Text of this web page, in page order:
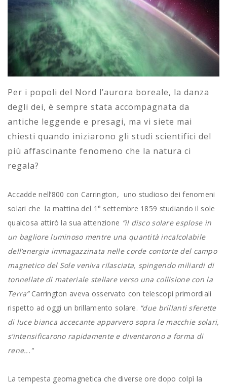
Per i popoli del Nord l’aurora boreale, la danza
degli dei, è sempre stata accompagnata da
antiche leggende e presagi, ma vi siete mai
chiesti quando iniziarono gli studi scientifici del
più affascinante fenomeno che la natura ci
regala?
Accadde nell’800 con Carrington, uno studioso dei fenomeni
solari che la mattina del 1° settembre 1859 studiando il sole
qualcosa attirò la sua attenzione “il disco solare esplose in
un bagliore luminoso mentre una quantità incalcolabile
dell’energia immagazzinata nelle corde contorte del campo
magnetico del Sole veniva rilasciata, spingendo miliardi di
tonnellate di materiale stellare verso una collisione con la
Terra” Carrington aveva osservato con telescopi primordiali
rispetto ad oggi un brillamento solare. “due brillanti sferette
di luce bianca accecante apparvero sopra le macchie solari,
s’intensificarono rapidamente e diventarono a forma di
rene..."
La tempesta geomagnetica che diverse ore dopo colpì la